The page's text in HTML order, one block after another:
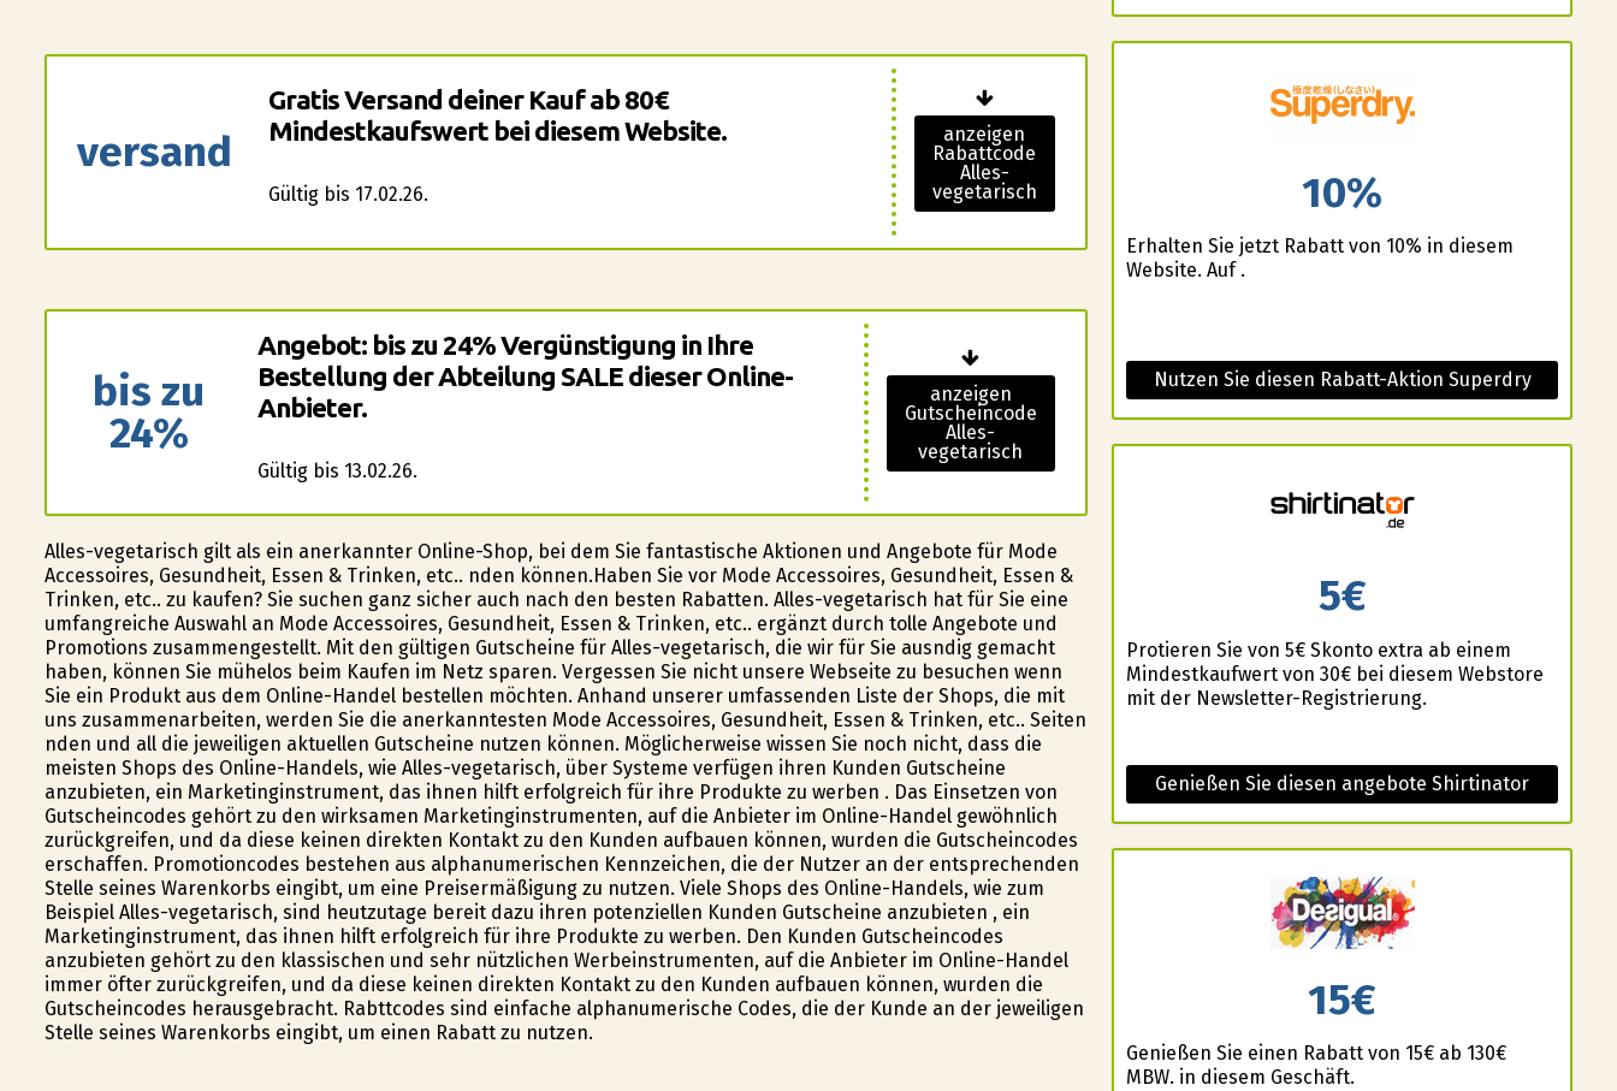
versand
Gratis Versand deiner Kauf ab 80€
Mindestkaufswert bei diesem Website.
Gültig bis 17.02.26.
anzeigen
Rabattcode
Alles-
vegetarisch
bis zu
24%
Angebot: bis zu 24% Vergünstigung in Ihre
Bestellung der Abteilung SALE dieser Online-
Anbieter.
Gültig bis 13.02.26.
anzeigen
Gutscheincode
Alles-
vegetarisch
Alles-vegetarisch gilt als ein anerkannter Online-Shop, bei dem Sie fantastische Aktionen und Angebote für Mode
Accessoires, Gesundheit, Essen & Trinken, etc.. finden können.Haben Sie vor Mode Accessoires, Gesundheit, Essen &
Trinken, etc.. zu kaufen? Sie suchen ganz sicher auch nach den besten Rabatten. Alles-vegetarisch hat für Sie eine
umfangreiche Auswahl an Mode Accessoires, Gesundheit, Essen & Trinken, etc.. ergänzt durch tolle Angebote und
Promotions zusammengestellt. Mit den gültigen Gutscheine für Alles-vegetarisch, die wir für Sie ausfindig gemacht
haben, können Sie mühelos beim Kaufen im Netz sparen. Vergessen Sie nicht unsere Webseite zu besuchen wenn
Sie ein Produkt aus dem Online-Handel bestellen möchten. Anhand unserer umfassenden Liste der Shops, die mit
uns zusammenarbeiten, werden Sie die anerkanntesten Mode Accessoires, Gesundheit, Essen & Trinken, etc.. Seiten
finden und all die jeweiligen aktuellen Gutscheine nutzen können. Möglicherweise wissen Sie noch nicht, dass die
meisten Shops des Online-Handels, wie Alles-vegetarisch, über Systeme verfügen ihren Kunden Gutscheine
anzubieten, ein Marketinginstrument, das ihnen hilft erfolgreich für ihre Produkte zu werben . Das Einsetzen von
Gutscheincodes gehört zu den wirksamen Marketinginstrumenten, auf die Anbieter im Online-Handel gewöhnlich
zurückgreifen, und da diese keinen direkten Kontakt zu den Kunden aufbauen können, wurden die Gutscheincodes
erschaffen. Promotioncodes bestehen aus alphanumerischen Kennzeichen, die der Nutzer an der entsprechenden
Stelle seines Warenkorbs eingibt, um eine Preisermäßigung zu nutzen. Viele Shops des Online-Handels, wie zum
Beispiel Alles-vegetarisch, sind heutzutage bereit dazu ihren potenziellen Kunden Gutscheine anzubieten , ein
Marketinginstrument, das ihnen hilft erfolgreich für ihre Produkte zu werben. Den Kunden Gutscheincodes
anzubieten gehört zu den klassischen und sehr nützlichen Werbeinstrumenten, auf die Anbieter im Online-Handel
immer öfter zurückgreifen, und da diese keinen direkten Kontakt zu den Kunden aufbauen können, wurden die
Gutscheincodes herausgebracht. Rabttcodes sind einfache alphanumerische Codes, die der Kunde an der jeweiligen
Stelle seines Warenkorbs eingibt, um einen Rabatt zu nutzen.
10%
Erhalten Sie jetzt Rabatt von 10% in diesem
Website. Auf .
Nutzen Sie diesen Rabatt-Aktion Superdry
5€
Profitieren Sie von 5€ Skonto extra ab einem
Mindestkaufwert von 30€ bei diesem Webstore
mit der Newsletter-Registrierung.
Genießen Sie diesen angebote Shirtinator
15€
Genießen Sie einen Rabatt von 15€ ab 130€
MBW. in diesem Geschäft.